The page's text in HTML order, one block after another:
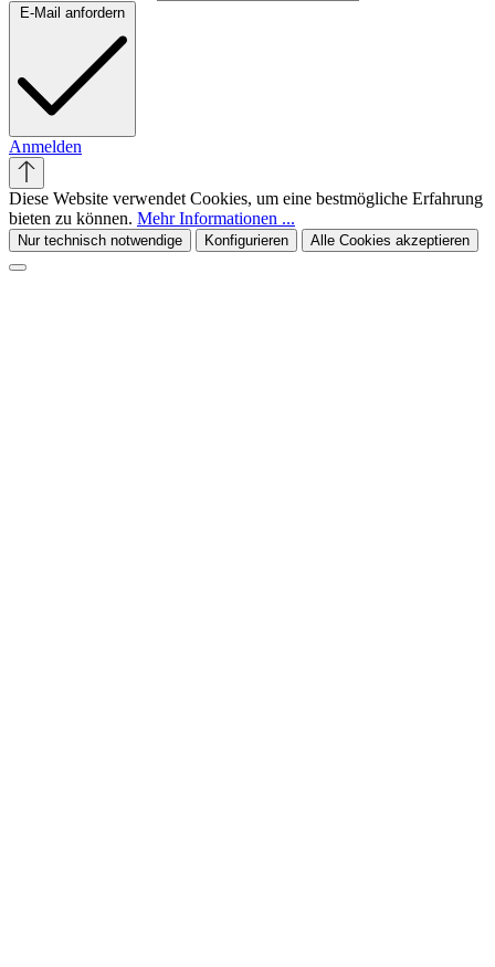
E-Mail anfordern
Anmelden
Diese Website verwendet Cookies, um eine bestmögliche Erfahrung
bieten zu können. Mehr Informationen ...
Nur technisch notwendige Konfigurieren Alle Cookies akzeptieren